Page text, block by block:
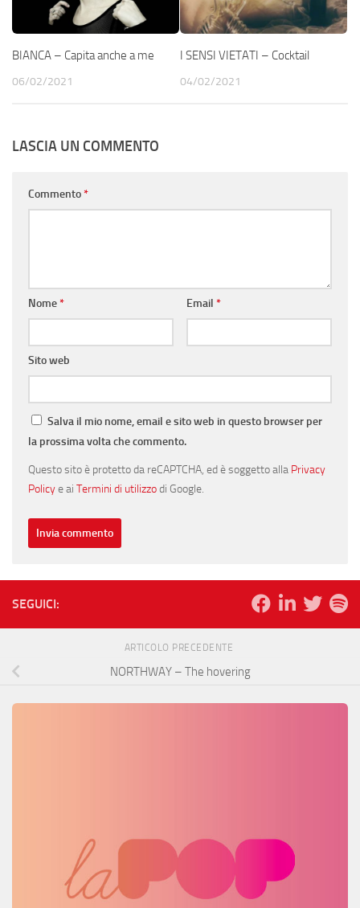
BIANCA – Capita anche a me
06/02/2021
I SENSI VIETATI – Cocktail
04/02/2021
LASCIA UN COMMENTO
Commento*
Nome* Email *
Sito web
Salva il mio nome, email e sito web in questo browser per
la prossima volta che commento.
Questo sito è protetto da reCAPTCHA, ed è soggetto alla Privacy
Policye ai Termini di utilizzodi Google.
SEGUICI:
ARTICOLO PRECEDENTE
NORTHWAY – The hovering